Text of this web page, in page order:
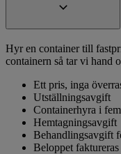
Hyr en container till
containern så tar vi hand
Ett pris, inga
Utställningsavgift
Containerhyra i
Hemtagningsavgift
Behandlingsavgift
Beloppet